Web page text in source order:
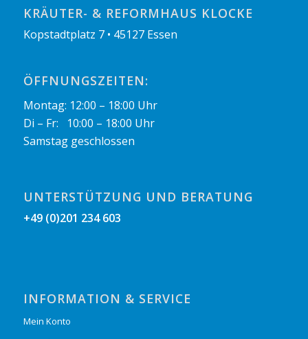
KRÄUTER- & REFORMHAUS KLOCKE
Kopstadtplatz 7 • 45127 Essen
ÖFFNUNGSZEITEN:
Montag: 12:00 – 18:00 Uhr
Di – Fr: 10:00 – 18:00 Uhr
Samstag geschlossen
UNTERSTÜTZUNG UND BERATUNG
+49 (0)201 234 603
INFORMATION & SERVICE
Mein Konto